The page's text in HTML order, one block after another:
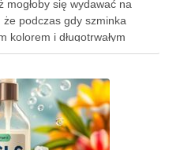
mogłoby się wydawać na
podczas gdy szminka
kolorem i długotrwałym
nawilżające